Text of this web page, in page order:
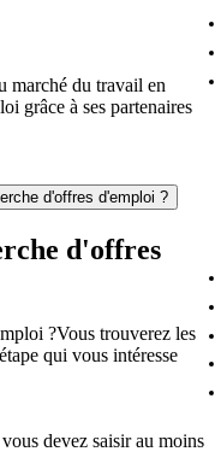
marché du travail en
grâce à ses partenaires
d'offres d'emploi ?
d'offres
?Vous trouverez les
qui vous intéresse
devez saisir au moins